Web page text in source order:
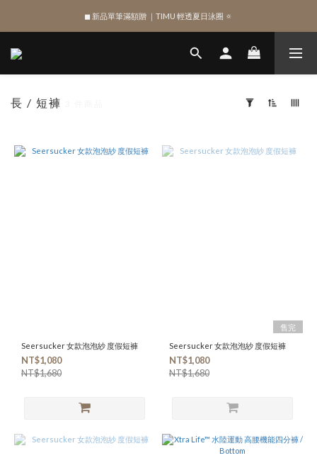
綁定 LINE 註冊新會員，獲得 $100 購物金
◼︎ 新品單筆滿額贈 ｜TIMU 輕透夏日泳圈 🔅
綁定 LINE 註冊新會員，獲得 $100 購物金
選
S
(8)
(8)
長 / 短褲
Seersucker 女款泡泡紗 度假短褲
NT$1,080
NT$1,680
售完
Seersucker 女款泡泡紗 度假短褲
NT$1,080
NT$1,680